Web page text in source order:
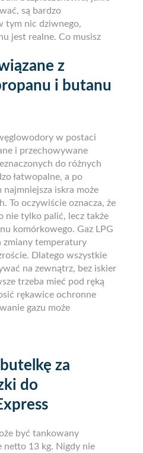
są bardzo
tym nic dziwnego,
jest realne. Co musisz
z
i butanu
w postaci
i przechowywane
do różnych
łatwopalne, a po
iskra może
To oczywiście oznacza, że
nie tylko palić, lecz także
komórkowego. Gaz LPG
zmiany temperatury
Dlatego wszystkie
na zewnątrz, bez iskier
trzeba mieć pod ręką
rękawice ochronne
gazu może
za
do
być tankowany
netto 13 kg. Nigdy nie